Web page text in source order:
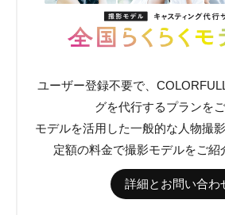
ユーザー登録不要で、
グを代行するプランをご
モデルを活用した一般的な人物撮
定額の料金で撮影モデルをご紹
詳細とお問い合わ